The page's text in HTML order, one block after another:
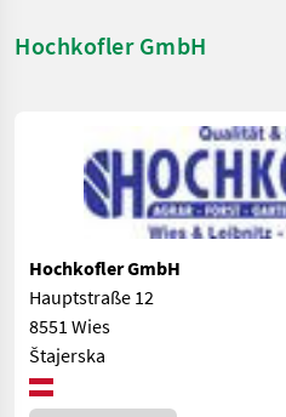
Hochkofler GmbH
Hochkofler GmbH
Hauptstraße 12
8551 Wies
Štajerska